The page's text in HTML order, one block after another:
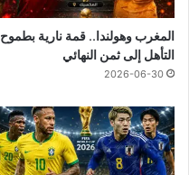
المغرب وهولندا.. قمة نارية بطموح
التأهل إلى ثمن النهائي
2026-06-30